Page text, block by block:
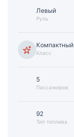
Левый
Руль
Компактный
Класс
5
Пассажиров
92
Тип топлива